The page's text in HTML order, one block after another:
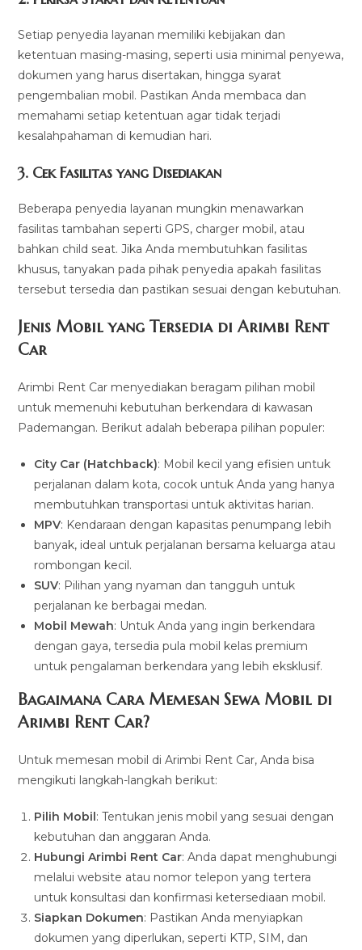
Setiap penyedia layanan memiliki kebijakan dan
ketentuan masing-masing, seperti usia minimal penyewa,
dokumen yang harus disertakan, hingga syarat
pengembalian mobil. Pastikan Anda membaca dan
memahami setiap ketentuan agar tidak terjadi
kesalahpahaman di kemudian hari.
3. Cek Fasilitas yang Disediakan
Beberapa penyedia layanan mungkin menawarkan
fasilitas tambahan seperti GPS, charger mobil, atau
bahkan child seat. Jika Anda membutuhkan fasilitas
khusus, tanyakan pada pihak penyedia apakah fasilitas
tersebut tersedia dan pastikan sesuai dengan kebutuhan.
Jenis Mobil yang Tersedia di Arimbi Rent
Car
Arimbi Rent Car menyediakan beragam pilihan mobil
untuk memenuhi kebutuhan berkendara di kawasan
Pademangan. Berikut adalah beberapa pilihan populer:
City Car (Hatchback): Mobil kecil yang efisien untuk
perjalanan dalam kota, cocok untuk Anda yang hanya
membutuhkan transportasi untuk aktivitas harian.
MPV: Kendaraan dengan kapasitas penumpang lebih
banyak, ideal untuk perjalanan bersama keluarga atau
rombongan kecil.
SUV: Pilihan yang nyaman dan tangguh untuk
perjalanan ke berbagai medan.
Mobil Mewah: Untuk Anda yang ingin berkendara
dengan gaya, tersedia pula mobil kelas premium
untuk pengalaman berkendara yang lebih eksklusif.
Bagaimana Cara Memesan Sewa Mobil di
Arimbi Rent Car?
Untuk memesan mobil di Arimbi Rent Car, Anda bisa
mengikuti langkah-langkah berikut:
Pilih Mobil: Tentukan jenis mobil yang sesuai dengan
kebutuhan dan anggaran Anda.
Hubungi Arimbi Rent Car: Anda dapat menghubungi
melalui website atau nomor telepon yang tertera
untuk konsultasi dan konfirmasi ketersediaan mobil.
Siapkan Dokumen: Pastikan Anda menyiapkan
dokumen yang diperlukan, seperti KTP, SIM, dan